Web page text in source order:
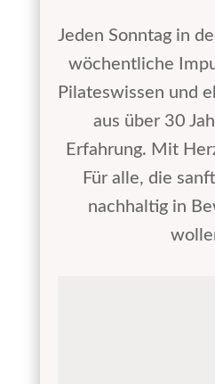
Jeden Sonntag in
wöchentliche
Pilateswissen und
aus über 30
Erfahrung. Mit
Für alle, die
nachhaltig in